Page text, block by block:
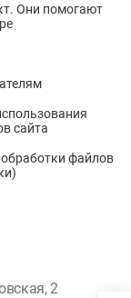
Они помогают
сайта
файлов
2